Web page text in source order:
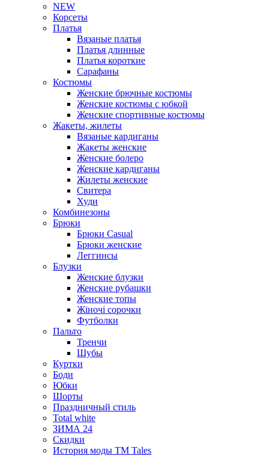
NEW
Корсеты
Платья
Вязаные платья
Платья длинные
Платья короткие
Сарафаны
Костюмы
Женские брючные костюмы
Женские костюмы с юбкой
Женские спортивные костюмы
Жакеты, жилеты
Вязаные кардиганы
Жакеты женские
Женские болеро
Женские кардиганы
Жилеты женские
Свитера
Худи
Комбинезоны
Брюки
Брюки Casual
Брюки женские
Леггинсы
Блузки
Женские блузки
Женские рубашки
Женские топы
Жіночі сорочки
Футболки
Пальто
Тренчи
Шубы
Куртки
Боди
Юбки
Шорты
Праздничный стиль
Total white
ЗИМА 24
Скидки
История моды ТМ Tales